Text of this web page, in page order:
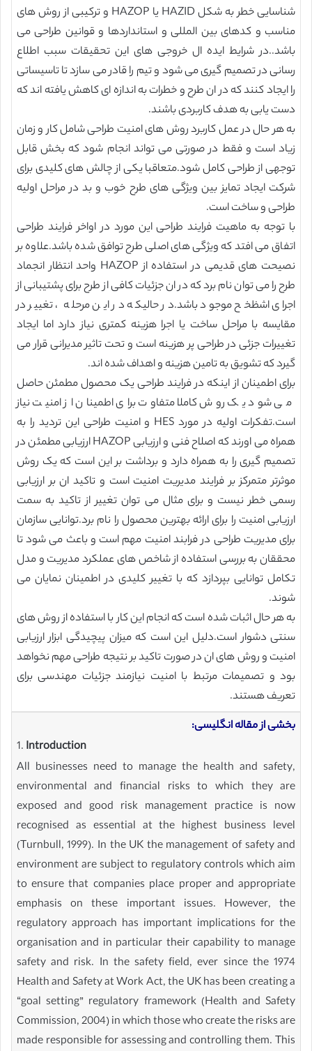
شناسایی خطر به شکل HAZID یا HAZOP و ترکیبی از روش های
مناسب و کدهای بین المللی و استانداردها و قوانین طراحی می
باشد..در شرایط ایده ال خروجی های این تحقیقات سبب اطلاع
رسانی در تصمیم گیری می شود و تیم را قادر می سازد تا تاسیساتی
را ایجاد کنند که در ان طرح و خطرات به اندازه ای کاهش یافته اند که
دست یابی به هدف کاربردی باشند.
به هر حال در عمل کاربرد روش های امنیت طراحی شامل کار و زمان
زیاد است و فقط در صورتی می تواند انجام شود که بخش قابل
توجهی از طراحی کامل شود.متعاقبا یکی از چالش های کلیدی برای
شرکت ایجاد تمایز بین ویژگی های طرح خوب و بد در مراحل اولیه
طراحی و ساخت است.
با توجه به ماهیت فرایند طراحی این مورد در اواخر فرایند طراحی
اتفاق می افتد که ویژگی های اصلی طرح توافق شده باشد.علاوه بر
نصیحت های قدیمی در استفاده از HAZOP واحد انتظار انجماد
طرح را می توان نام برد که در ان جزئیات کافی از طرح برای پشتیبانی از
اجرای اشظخح موجود باشد.در حالیکه در این مرحله ، تغییر در
مقایسه با مراحل ساخت یا اجرا هزینه کمتری نیاز دارد اما ایجاد
تغییرات جزئی در طراحی پر هزینه است و تحت تاثیر مدیرانی قرار می
گیرد که تشویق به تامین هزینه و اهداف شده اند.
برای اطمینان از اینکه در فرایند طراحی یک محصول مطمئن حاصل
می شود یک روش کاملا متفاوت برای اطمینان از امنیت نیاز
است.تفکرات اولیه در مورد HES و امنیت طراحی این تردید را به
همراه می اورند که اصلاح فنی و ارزیابی HAZOP ارزیابی مطمئن در
تصمیم گیری را به همراه دارد و برداشت بر این است که یک روش
موثرتر متمرکز بر فرایند مدیریت امنیت است و تاکید ان بر ارزیابی
رسمی خطر نیست و برای مثال می توان تغییر از تاکید به سمت
ارزیابی امنیت را برای ارائه بهترین محصول را نام برد.توانایی سازمان
برای مدیریت طراحی در فرابند امنیت مهم است و باعث می شود تا
محققان به بررسی استفاده از شاخص های عملکرد مدیریت و مدل
تکامل توانایی بپردازد که با تغییر کلیدی در اطمینان نمایان می
شوند.
به هر حال اثبات شده است که انجام این کار با استفاده از روش های
سنتی دشوار است.دلیل این است که میزان پیچیدگی ابزار ارزیابی
امنیت و روش های ان در صورت تاکید بر نتیجه طراحی مهم نخواهد
بود و تصمیمات مرتبط با امنیت نیازمند جزئیات مهندسی برای
تعریف هستند.
بخشی از مقاله انگلیسی:
1. Introduction
All businesses need to manage the health and safety,
environmental and financial risks to which they are
exposed and good risk management practice is now
recognised as essential at the highest business level
(Turnbull, 1999). In the UK the management of safety and
environment are subject to regulatory controls which aim
to ensure that companies place proper and appropriate
emphasis on these important issues. However, the
regulatory approach has important implications for the
organisation and in particular their capability to manage
safety and risk. In the safety field, ever since the 1974
Health and Safety at Work Act, the UK has been creating a
“goal setting” regulatory framework (Health and Safety
Commission, 2004) in which those who create the risks are
made responsible for assessing and controlling them. This